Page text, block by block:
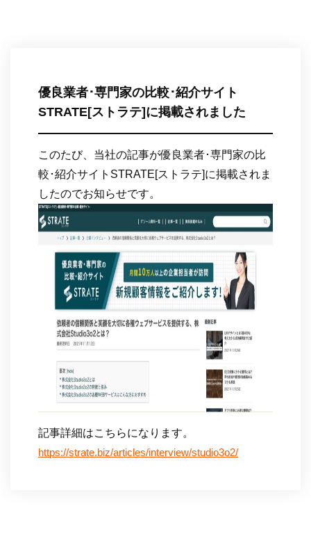
優良業者･専門家の比較･紹介サイト
STRATE[ストラテ]に掲載されました
このたび、当社の記事が優良業者･専門家の比
較･紹介サイトSTRATE[ストラテ]に掲載されま
したのでお知らせです。
記事詳細はこちらになります。
https://strate.biz/articles/interview/studio3o2/